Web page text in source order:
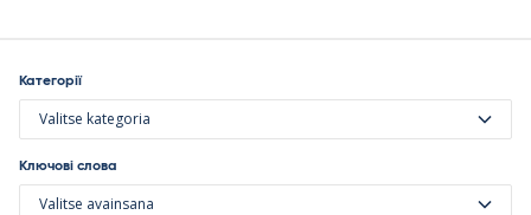
Категорії
Valitse kategoria
Ключові слова
Valitse avainsana